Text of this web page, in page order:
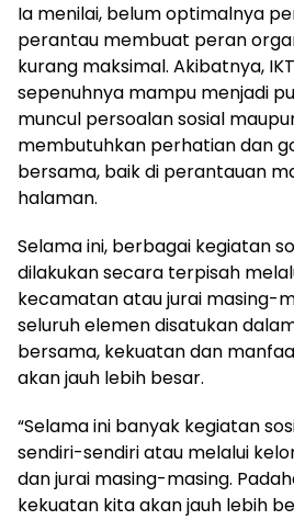
Ia menilai, belum optimalnya
perantau membuat peran
kurang maksimal. Akibatnya,
sepenuhnya mampu menjadi
muncul persoalan sosial
membutuhkan perhatian dan
bersama, baik di perantauan
halaman.
Selama ini, berbagai kegiatan
dilakukan secara terpisah
kecamatan atau jurai masing-
seluruh elemen disatukan
bersama, kekuatan dan
akan jauh lebih besar.
“Selama ini banyak kegiatan
sendiri-sendiri atau melalui
dan jurai masing-masing.
kekuatan kita akan jauh lebih